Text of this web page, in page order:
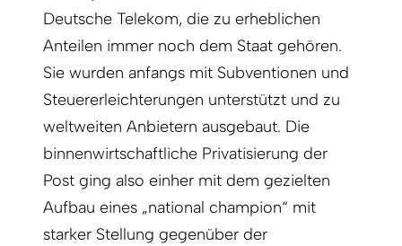
Deutsche Telekom, die zu erheblichen
Anteilen immer noch dem Staat gehören.
Sie wurden anfangs mit Subventionen und
Steuererleichterungen unterstützt und zu
weltweiten Anbietern ausgebaut. Die
binnenwirtschaftliche Privatisierung der
Post ging also einher mit dem gezielten
Aufbau eines „national champion“ mit
starker Stellung gegenüber der